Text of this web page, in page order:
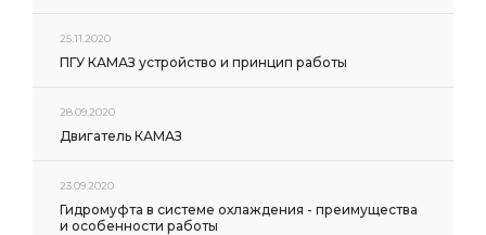
25.11.2020
ПГУ КАМАЗ устройство и принцип работы
28.09.2020
Двигатель КАМАЗ
23.09.2020
Гидромуфта в системе охлаждения - преимущества
и особенности работы